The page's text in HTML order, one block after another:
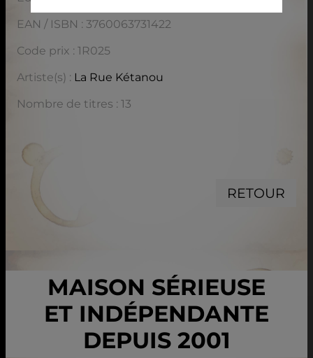
EAN / ISBN : 3760063731422
Code prix : 1R025
Artiste(s) : La Rue Kétanou
Nombre de titres : 13
RETOUR
MAISON SÉRIEUSE
ET INDÉPENDANTE
DEPUIS 2001